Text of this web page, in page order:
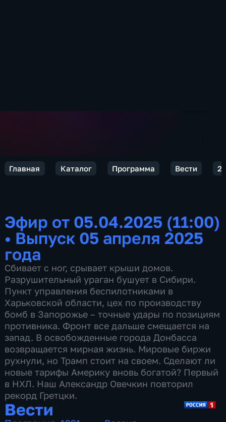
Главная Каталог Программа Вести
Эфир от 05.04.2025 (11:00)
• Выпуск 05 апреля 2025
года
Сбивает с ног, срывает крыши домов.
Разрушительный ураган бушует в Сибири.
Пункт управления беспилотниками в
Харьковской области, цех по производству
бомб в Запорожье – точные удары по позициям
противника. Фронт все дальше смещается на
запад. В освобожденные города Донбасса
возвращается мирная жизнь. Мировые биржи
рухнули, но Трамп стоит на своем. Сделают ли
новые тарифы Америку вновь богатой? Первый
в НХЛ. Наш Александр Овечкин повторил
рекорд Гретцки.
Вести